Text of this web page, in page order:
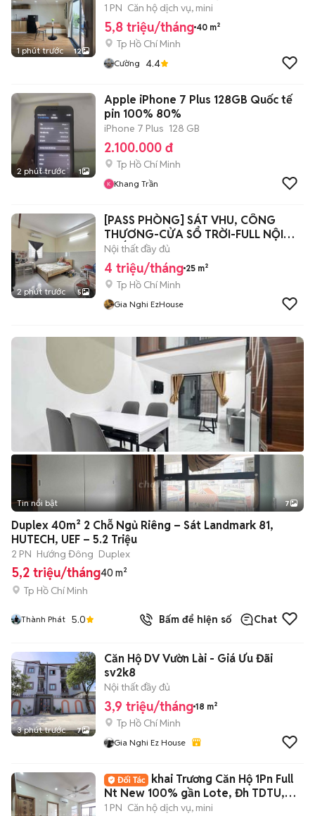
1 phút trước 12
UFM_KDC Nam Long New100%
1 PN Căn hộ dịch vụ, mini
5,8 triệu/tháng 40 m²
Tp Hồ Chí Minh
Cường 4.4
2 phút trước 1
Apple iPhone 7 Plus 128GB Quốc tế
pin 100% 80%
iPhone 7 Plus 128 GB
2.100.000 đ
Tp Hồ Chí Minh
Khang Trần
2 phút trước 5
[PASS PHÒNG] SÁT VHU, CÔNG
THƯƠNG-CỬA SỔ TRỜI-FULL NỘI
THẤT
Nội thất đầy đủ
4 triệu/tháng 25 m²
Tp Hồ Chí Minh
Gia Nghi EzHouse
+2
Tin nổi bật 7
Duplex 40m² 2 Chỗ Ngủ Riêng – Sát Landmark 81,
HUTECH, UEF – 5.2 Triệu
2 PN Hướng Đông Duplex
5,2 triệu/tháng40 m²
Tp Hồ Chí Minh
Thành Phát 5.0 Bấm để hiện số Chat
3 phút trước 7
Căn Hộ DV Vườn Lài - Giá Ưu Đãi
sv2k8
Nội thất đầy đủ
3,9 triệu/tháng 18 m²
Tp Hồ Chí Minh
Gia Nghi Ez House
khai Trương Căn Hộ 1Pn Full
Nt New 100% gần Lote, Đh TDTU,
Rmit, UFM
1 PN Căn hộ dịch vụ, mini